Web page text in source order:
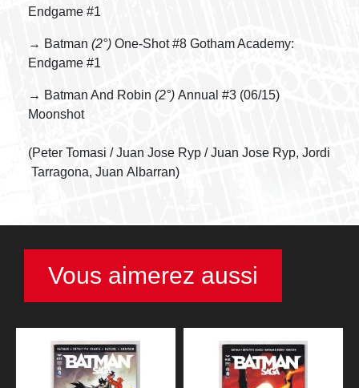
Endgame #1
→ Batman (2°) One-Shot #8 Gotham Academy:
Endgame #1
→ Batman And Robin (2°) Annual #3 (06/15)
Moonshot
(Peter Tomasi / Juan Jose Ryp / Juan Jose Ryp, Jordi
Tarragona, Juan Albarran)
Vous aimerez aussi